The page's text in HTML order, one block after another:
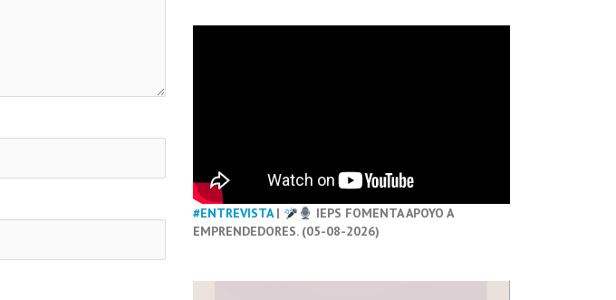
#ENTREVISTA|
IEPS FOMENTA APOYO A
EMPRENDEDORES. (05-08-2026)